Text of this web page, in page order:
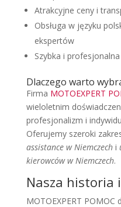
Atrakcyjne ceny i
Obsługa w języku
ekspertów
Szybka i
Dlaczego warto
Firma MOTOEXPERT
wieloletnim
profesjonalizm i
Oferujemy szeroki
assistance w Niemczechi
kierowców w Niemczech.
Nasza historia
MOTOEXPERT POMOC